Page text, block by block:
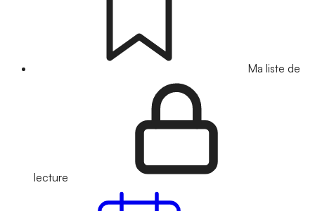
Ma liste de
lecture